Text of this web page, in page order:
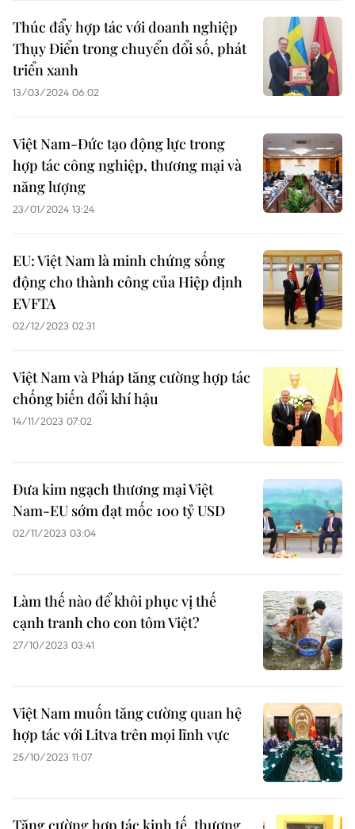
Thúc đẩy hợp tác với doanh nghiệp
Thụy Điển trong chuyển đổi số, phát
triển xanh
13/03/2024 06:02
Việt Nam-Đức tạo động lực trong
hợp tác công nghiệp, thương mại và
năng lượng
23/01/2024 13:24
EU: Việt Nam là minh chứng sống
động cho thành công của Hiệp định
EVFTA
02/12/2023 02:31
Việt Nam và Pháp tăng cường hợp tác
chống biến đổi khí hậu
14/11/2023 07:02
Đưa kim ngạch thương mại Việt
Nam-EU sớm đạt mốc 100 tỷ USD
02/11/2023 03:04
Làm thế nào để khôi phục vị thế
cạnh tranh cho con tôm Việt?
27/10/2023 03:41
Việt Nam muốn tăng cường quan hệ
hợp tác với Litva trên mọi lĩnh vực
25/10/2023 11:07
Tăng cường hợp tác kinh tế, thương